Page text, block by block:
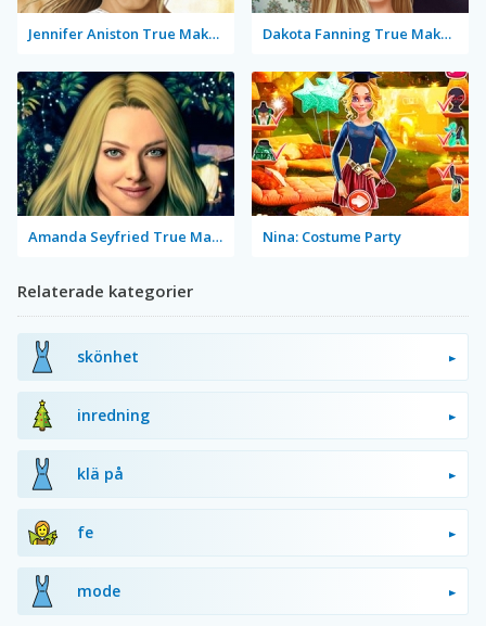
Jennifer Aniston True Make Up Dakota Fanning True Make Up
Amanda Seyfried True Make Up Nina: Costume Party
Relaterade kategorier
skönhet
inredning
klä på
fe
mode